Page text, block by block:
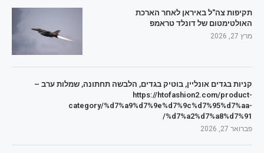
תקיפות צה"ל באיראן לאחר הארכת
האולטימטום של דונלד טראמפ
מרץ 27, 2026
קניות בגדים אונליין, בוטיק בגדים, הלבשה תחתונה, שמלות ערב –
https://htofashion2.com/product-
category/%d7%a9%d7%9e%d7%9c%d7%95%d7%aa-
%d7%a2%d7%a8%d7%91/
פברואר 27, 2026